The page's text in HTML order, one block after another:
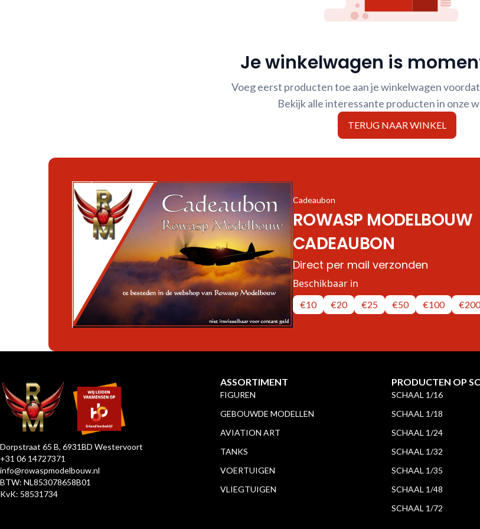
Je winkelwagen is
Voeg eerst producten toe aan je winkelwagen
Bekijk alle interessante producten in onze
TERUG NAAR WINKEL
Cadeaubon
ROWASP MODELBOUW
CADEAUBON
Direct per mail verzonden
Beschikbaar in
€10 €20 €25 €50 €100 €200
Dorpstraat 65 B, 6931BD Westervoort
+31 06 14727371
info@rowaspmodelbouw.nl
BTW: NL853078658B01
KvK: 58531734
ASSORTIMENT
FIGUREN
GEBOUWDE MODELLEN
AVIATION ART
TANKS
VOERTUIGEN
VLIEGTUIGEN
PRODUCTEN OP
SCHAAL 1/16
SCHAAL 1/18
SCHAAL 1/24
SCHAAL 1/32
SCHAAL 1/35
SCHAAL 1/48
SCHAAL 1/72